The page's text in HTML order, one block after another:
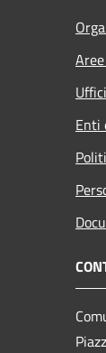
Uffici
Enti